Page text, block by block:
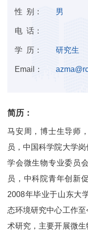
性 别： 男
电 话：
学 历： 研究生
Email：
简历：
马安周，博士生导师
员，中国科学院大学
学会微生物专业委员
员，中科院青年创新
2008年毕业于山东大
态环境研究中心工作
术研究，主要开展微